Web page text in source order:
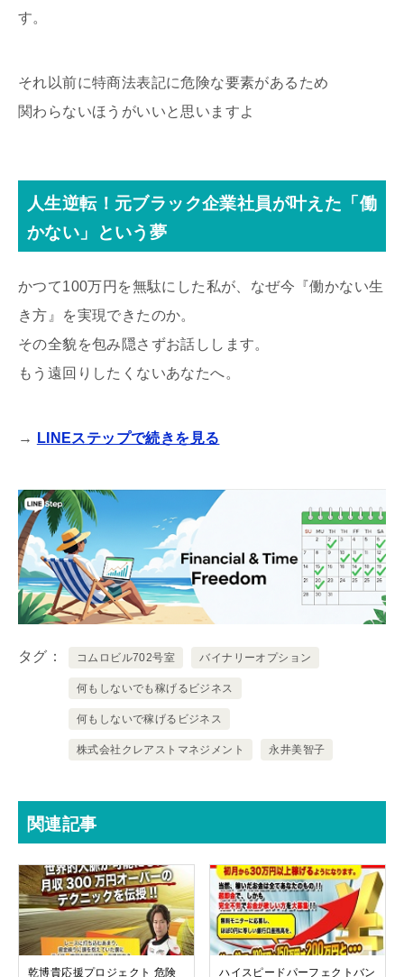
す。
それ以前に特商法表記に危険な要素があるため
関わらないほうがいいと思いますよ
人生逆転！元ブラック企業社員が叶えた「働
かない」という夢
かつて100万円を無駄にした私が、なぜ今『働かない生
き方』を実現できたのか。
その全貌を包み隠さずお話しします。
もう遠回りしたくないあなたへ。
→ LINEステップで続きを見る
タグ コムロビル702号室 バイナリーオプション
何もしないでも稼げるビジネス
何もしないで稼げるビジネス
株式会社クレアストマネジメント 永井美智子
関連記事
乾博貴応援プロジェクト 危険
ハイスピードパーフェクトバン